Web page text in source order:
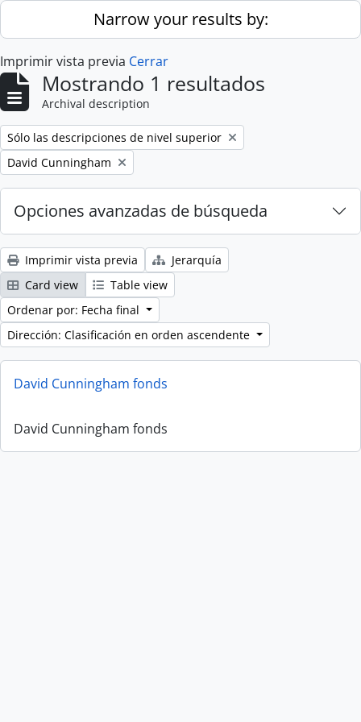
Skip to main contentNarrow your results by:
Imprimir vista previa Cerrar
Mostrando 1 resultados
Archival description
Remove filter:
Sólo las descripciones de nivel superior
Remove filter:
David Cunningham
Opciones avanzadas de búsqueda
Imprimir vista previa
Jerarquía
Card view
Table view
Ordenar por: Fecha final
Dirección: Clasificación en orden ascendente
David Cunningham fonds
David Cunningham fonds